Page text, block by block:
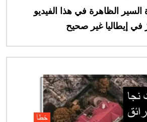
السير الظاهرة في هذا الفيديو
إيطاليا غير صحيح